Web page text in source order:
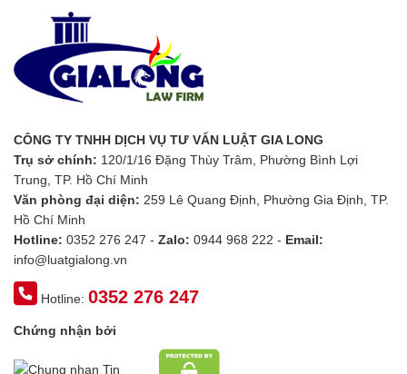
CÔNG TY TNHH DỊCH VỤ TƯ VẤN LUẬT GIA LONG
Trụ sở chính: 120/1/16 Đặng Thùy Trâm, Phường Bình Lợi
Trung, TP. Hồ Chí Minh
Văn phòng đại diện: 259 Lê Quang Định, Phường Gia Định, TP.
Hồ Chí Minh
Hotline: 0352 276 247 - Zalo: 0944 968 222 - Email:
info@luatgialong.vn
Hotline:0352 276 247
Chứng nhận bởi